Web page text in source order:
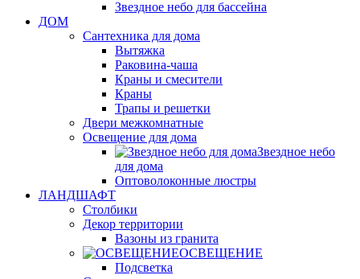
Звездное небо для бассейна
ДОМ
Сантехника для дома
Вытяжка
Раковина-чаша
Краны и смесители
Краны
Трапы и решетки
Двери межкомнатные
Освещение для дома
Звездное небо
для дома
Оптоволоконные люстры
ЛАНДШАФТ
Столбики
Декор территории
Вазоны из гранита
ОСВЕЩЕНИЕ
Подсветка